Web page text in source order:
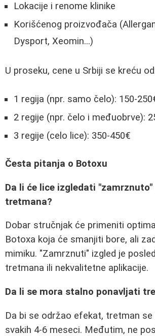
Lokacije i renome klinike
Korišćenog proizvođača
Dysport, Xeomin...)
U proseku, cene u Srbiji se kreću
1 regija (npr. samo čelo): 150-
2 regije (npr. čelo i međuobrve):
3 regije (celo lice): 350-450€
Česta pitanja o Botoxu
Da li će lice izgledati "zamrznuto"
tretmana?
Dobar stručnjak će primeniti
Botoxa koja će smanjiti bore, ali
mimiku. "Zamrznuti" izgled je
tretmana ili nekvalitetne aplikacije.
Da li se mora stalno ponavljati
Da bi se održao efekat, tretman
svakih 4-6 meseci. Međutim, ne